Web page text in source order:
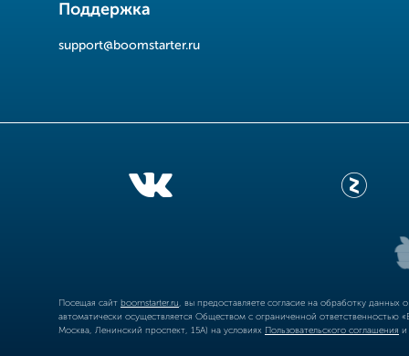
Поддержка
support@boomstarter.ru
Посещая сайт boomstarter.ru , вы предоставляете согласие на обработку
автоматически осуществляется Обществом с ограниченной
Москва, Ленинский проспект, 15А) на условиях Пользовательского соглашения и